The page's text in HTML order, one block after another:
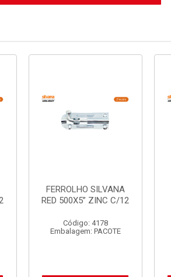
FERROLHO SILVANA
RED 500X5” ZINC C/12
Código: 4178
Embalagem: PACOTE